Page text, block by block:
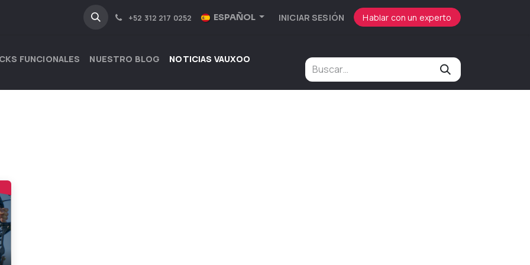
INDUSTRIAS +52 312 217 0252 ESPAÑOL INICIAR SESIÓN Hablar con un experto
FUNCIONALES NUESTRO BLOG
NOTICIAS VAUXOO